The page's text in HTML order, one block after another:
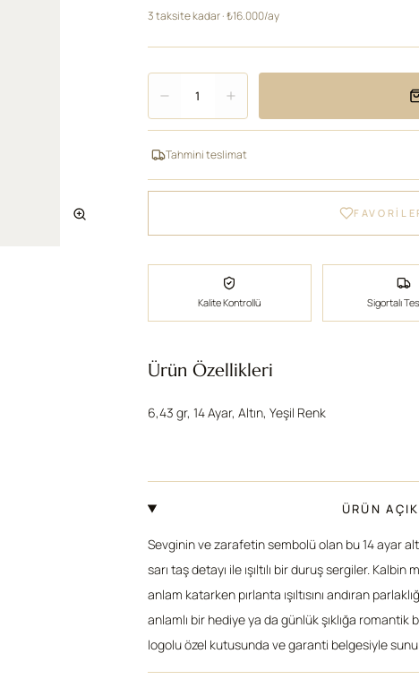
3 taksite kadar · ₺16.000/ay
1
Tahmini teslimat
Kalite Kontrollü Sigortalı
Ürün Özellikleri
6,43 gr, 14 Ayar, Altın, Yeşil Renk
ÜRÜN
Sevginin ve zarafetin sembolü olan bu 14 ayar
sarı taş detayı ile ışıltılı bir duruş sergiler.
anlam katarken pırlanta ışıltısını andıran
anlamlı bir hediye ya da günlük şıklığa
logolu özel kutusunda ve garanti belgesiyle